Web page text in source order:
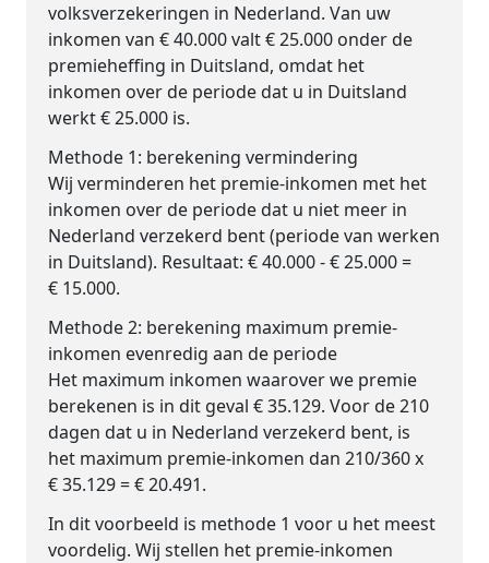
volksverzekeringen in Nederland. Van uw
inkomen van € 40.000 valt € 25.000 onder de
premieheffing in Duitsland, omdat het
inkomen over de periode dat u in Duitsland
werkt € 25.000 is.
Methode 1: berekening vermindering
Wij verminderen het premie-inkomen met het
inkomen over de periode dat u niet meer in
Nederland verzekerd bent (periode van werken
in Duitsland). Resultaat: € 40.000 - € 25.000 =
€ 15.000.
Methode 2: berekening maximum premie-
inkomen evenredig aan de periode
Het maximum inkomen waarover we premie
berekenen is in dit geval € 35.129. Voor de 210
dagen dat u in Nederland verzekerd bent, is
het maximum premie-inkomen dan 210/360 x
€ 35.129 = € 20.491.
In dit voorbeeld is methode 1 voor u het meest
voordelig. Wij stellen het premie-inkomen